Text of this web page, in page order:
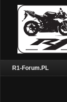
R1-Forum.PL